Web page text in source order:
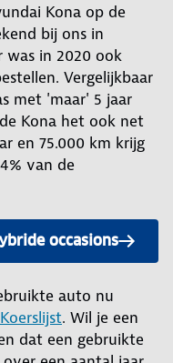
Kona op de
bij ons in
was in 2020 ook
Vergelijkbaar
met 'maar' 5 jaar
Kona het ook net
en 75.000 km krijg
van de
occasions
auto nu
. Wil je een
dat een gebruikte